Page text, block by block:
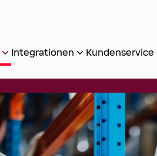
Integrationen Kundenservice